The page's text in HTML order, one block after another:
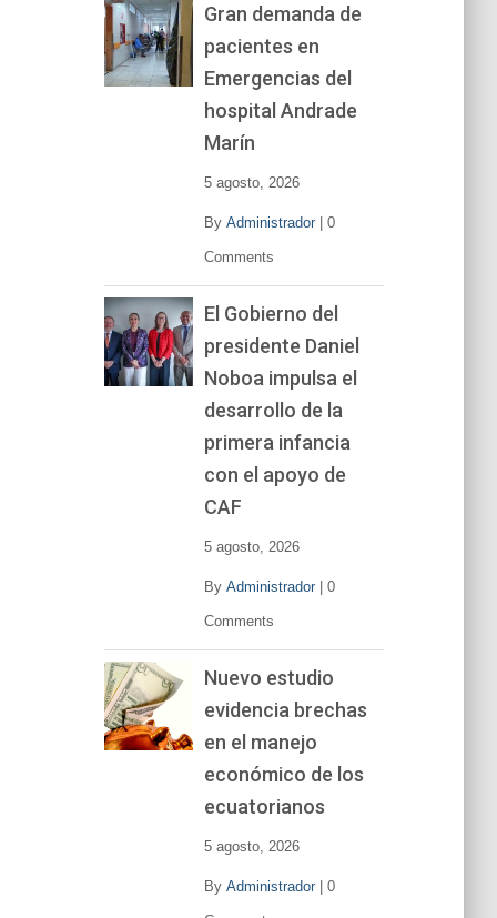
Gran demanda de
pacientes en
Emergencias del
hospital Andrade
Marín
5 agosto, 2026
By Administrador| 0
Comments
El Gobierno del
presidente Daniel
Noboa impulsa el
desarrollo de la
primera infancia
con el apoyo de
CAF
5 agosto, 2026
By Administrador| 0
Comments
Nuevo estudio
evidencia brechas
en el manejo
económico de los
ecuatorianos
5 agosto, 2026
By Administrador| 0